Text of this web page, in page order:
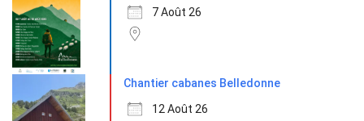
7 Août 26
Chantier cabanes Belledonne
12 Août 26